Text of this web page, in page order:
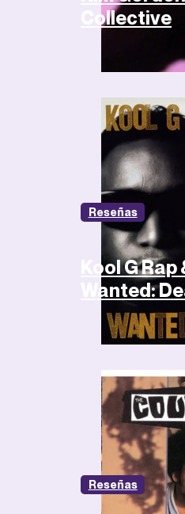
Collective
Reseñas
Kool G
Wanted:
Reseñas